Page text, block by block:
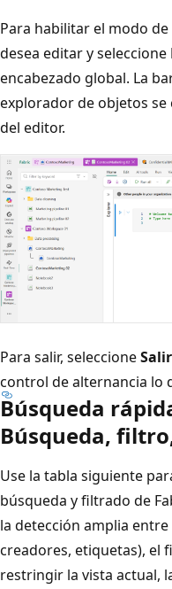
Para habilitar el modo
desea editar y seleccione
encabezado global. La
explorador de objetos
del editor.
Para salir, seleccione
control de alternancia lo
Búsqueda
Búsqueda,
Use la tabla siguiente
búsqueda y filtrado de
la detección amplia
creadores, etiquetas), el
restringir la vista actual,